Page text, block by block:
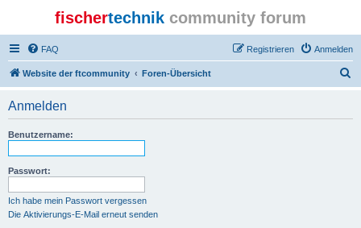
fischertechnik community forum
FAQ Anmelden
Registrieren
Website der ftcommunity Foren-Übersicht
Anmelden
Benutzername:
Passwort:
Ich habe mein Passwort vergessen
Die Aktivierungs-E-Mail erneut senden